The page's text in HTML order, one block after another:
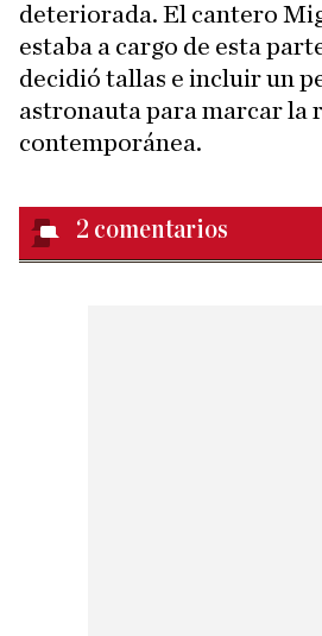
deteriorada. El cantero
estaba a cargo de esta
decidió tallas e incluir un
astronauta para marcar la
contemporánea.
2 comentarios